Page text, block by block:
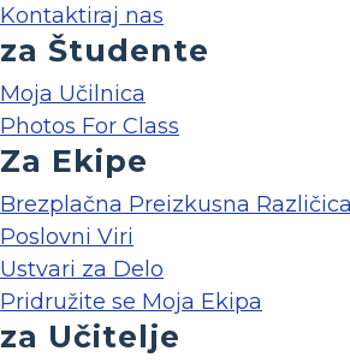
Kontaktiraj nas
za Študente
Moja Učilnica
Photos For Class
Za Ekipe
Brezplačna Preizkusna
Poslovni Viri
Ustvari za Delo
Pridružite se Moja Ekipa
za Učitelje